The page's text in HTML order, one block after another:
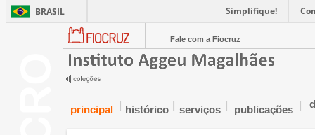
BRASIL Simplifique!
Fale com a Fiocruz
principal histórico serviços publicações